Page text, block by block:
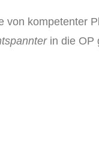
von kompetenter
in die OP